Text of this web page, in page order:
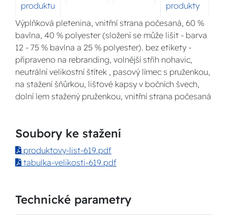
produktu
produkty
Výplňková pletenina, vnitřní strana počesaná, 60 %
bavlna, 40 % polyester (složení se může lišit - barva
12 - 75 % bavlna a 25 % polyester). bez etikety -
připraveno na rebranding, volnější střih nohavic,
neutrální velikostní štítek , pasový límec s pruženkou,
na stažení šňůrkou, lištové kapsy v bočních švech,
dolní lem stažený pruženkou, vnitřní strana počesaná
Soubory ke stažení
produktovy-list-619.pdf
tabulka-velikosti-619.pdf
Technické parametry